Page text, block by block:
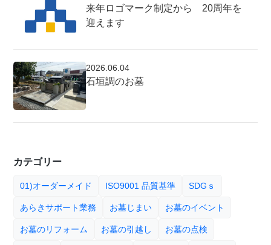
来年ロゴマーク制定から 20周年を
迎えます
2026.06.04
石垣調のお墓
カテゴリー
01)オーダーメイド ISO9001 品質基準 SDGｓ
あらきサポート業務 お墓じまい お墓のイベント
お墓のリフォーム お墓の引越し お墓の点検